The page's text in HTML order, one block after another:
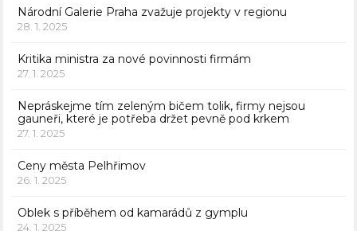
Národní Galerie Praha zvažuje projekty v regionu
28. 1. 2025
Kritika ministra za nové povinnosti firmám
27. 1. 2025
Nepráskejme tím zeleným bičem tolik, firmy nejsou
gauneři, které je potřeba držet pevně pod krkem
27. 1. 2025
Ceny města Pelhřimov
26. 1. 2025
Oblek s příběhem od kamarádů z gymplu
24. 1. 2025